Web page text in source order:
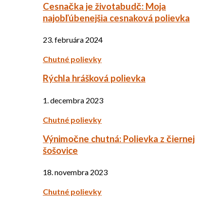
Cesnačka je životabudč: Moja
najobľúbenejšia cesnaková polievka
23. februára 2024
Chutné polievky
Rýchla hrášková polievka
1. decembra 2023
Chutné polievky
Výnimočne chutná: Polievka z čiernej
šošovice
18. novembra 2023
Chutné polievky